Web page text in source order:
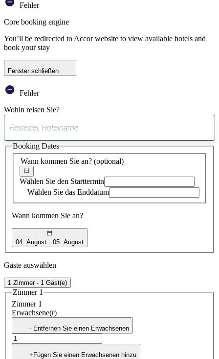
Fehler
Core booking engine
You’ll be redirected to Accor website to view available hotels and
book your stay
Fenster schließen
Fehler
Wohin reisen Sie?
gefundener
Vorschlag
Wann kommen Sie an? (optional)
Wählen Sie den Starttermin
Wählen Sie das Enddatum
Wann kommen Sie an?
04. August 05. August
Booking Dates
Gäste auswählen
1 Zimmer - 1 Gäst(e)
Zimmer 1
Zimmer 1
Erwachsene(r)
- Entfernen Sie einen Erwachsenen
+Fügen Sie einen Erwachsenen hinzu